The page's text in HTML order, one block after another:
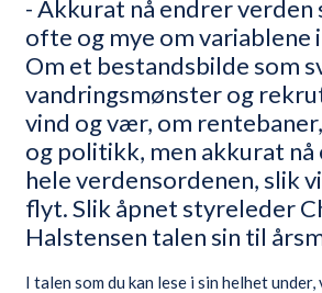
- Akkurat nå endrer verden
ofte og mye om variablene
Om et bestandsbilde som
vandringsmønster og
vind og vær, om
og politikk, men akkurat
hele verdensordenen, slik
flyt. Slik åpnet styreleder
Halstensen talen sin til
I talen som du kan lese i sin helhet